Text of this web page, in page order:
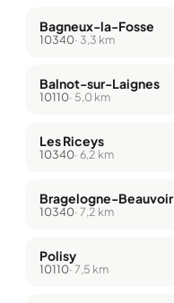
Bagneux-la-Fosse
10340· 3,3 km
Balnot-sur-Laignes
10110· 5,0 km
Les Riceys
10340· 6,2 km
Bragelogne-Beauvoir
10340· 7,2 km
Polisy
10110· 7,5 km